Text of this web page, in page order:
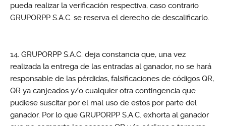
pueda realizar la verificación respectiva, caso contrario
GRUPORPP S.A.C. se reserva el derecho de descalificarlo.
GRUPORPP S.A.C. deja constancia que, una vez
realizada la entrega de las entradas al ganador, no se hará
responsable de las pérdidas, falsificaciones de códigos QR,
QR ya canjeados y/o cualquier otra contingencia que
pudiese suscitar por el mal uso de estos por parte del
ganador. Por lo que GRUPORPP S.A.C. exhorta al ganador